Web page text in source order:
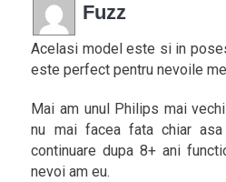
Fuzz
Acelasi model este si in
este perfect pentru nevoile
Mai am unul Philips mai
nu mai facea fata chiar
continuare dupa 8+ ani
nevoi am eu.